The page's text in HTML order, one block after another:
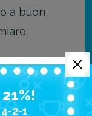
a buon
dipende
ma
settimana a
2-1